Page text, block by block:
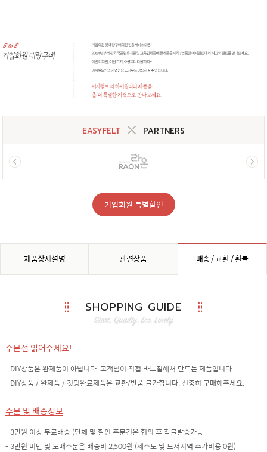
EASYFELT PARTNERS
기업회원 특별할인
제품상세설명 관련상품 배송 / 교환 / 환불
SHOPPING GUIDE
주문전 읽어주세요!
- DIY상품은 완제품이 아닙니다. 고객님이 직접 바느질해서 만드는 제품입니다.
- DIY상품 / 완제품 / 컷팅완료제품은 교환/반품 불가합니다. 신중히 구매해주세요.
주문 및 배송정보
- 3만원 이상 무료배송 (단체 및 할인 주문건은 협의 후 착불발송가능
- 3만원 미만 및 도매주문은 배송비 2,500원 (제주도 및 도서지역 추가비용 0원)